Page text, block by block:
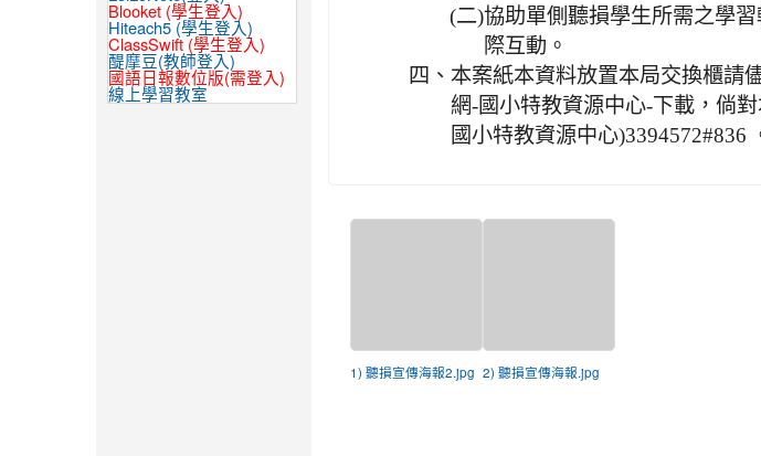
(二)協助單側聽損學生所需之學
際互動。
四、 本案紙本資料放置本局交換櫃請
網-國小特教資源中心-下載，倘
國小特教資源中心)3394572#836
1) 聽損宣傳海報2.jpg 2) 聽損宣傳海報.jpg
Blooket (學生登入)
Hiteach5 (學生登入)
ClassSwift (學生登入)
醍摩豆(教師登入)
國語日報數位版(需登入)
線上學習教室